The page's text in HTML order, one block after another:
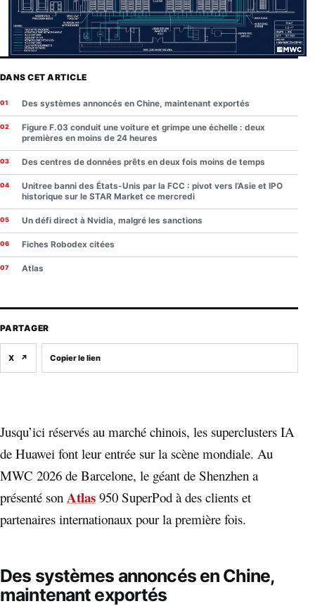
Jusqu’ici réservés au marché chinois, les superclusters IA
de Huawei font leur entrée sur la scène mondiale. Au
MWC 2026 de Barcelone, le géant de Shenzhen a
présenté son Atlas 950 SuperPod à des clients et
partenaires internationaux pour la première fois.
Des systèmes annoncés en Chine,
maintenant exportés
DANS CET ARTICLE
Des systèmes annoncés en Chine, maintenant exportés
Figure F.03 conduit une voiture et grimpe une échelle : deux
premières en moins de 24 heures
Des centres de données prêts en deux fois moins de temps
Unitree banni des États-Unis par la FCC : pivot vers l’Asie et IPO
historique sur le STAR Market ce mercredi
Un défi direct à Nvidia, malgré les sanctions
Fiches Robodex citées
Atlas
PARTAGER
X ↗ Copier le lien